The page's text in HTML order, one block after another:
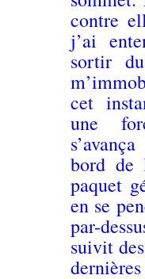
contre
j’ai
sortir
cet
une
bord de
paquet
en se
par-
suivit